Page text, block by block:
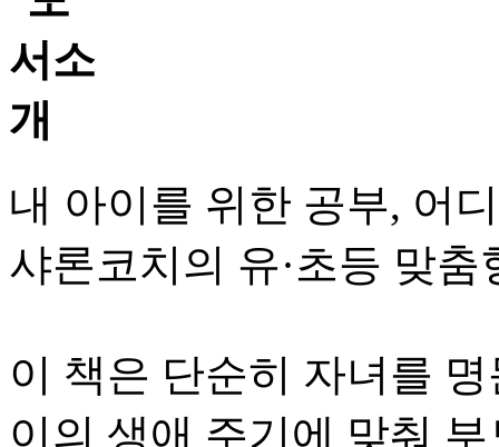
내 아이를 위한 공부, 어
샤론코치의 유·초등 맞
이 책은 단순히 자녀를
이의 생애 주기에 맞춰